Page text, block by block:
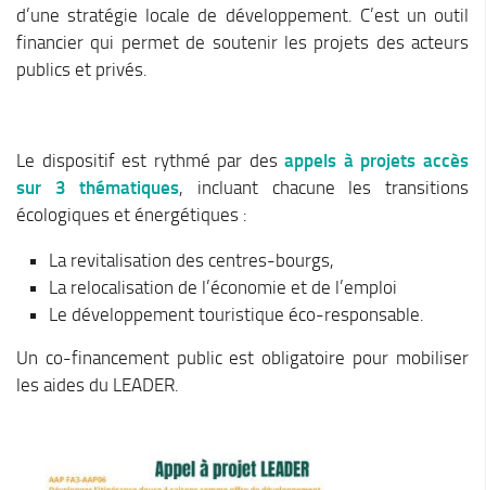
Architecte conseil
Bornes pour Véhicules Electriques
Stratégie de développement touristique
Territoire Napoléon
Chemins de randonnée
Via Ferrata
Matheysine Tourisme
Relais Petite Enfance
d’une stratégie locale de développement. C’est un outil
financier qui permet de soutenir les projets des acteurs
publics et privés.
Le dispositif est rythmé par desappels à projets accès
sur 3 thématiques, incluant chacune les transitions
écologiques et énergétiques :
La revitalisation des centres-bourgs,
La relocalisation de l’économie et de l’emploi
Le développement touristique éco-responsable.
Un co-financement public est obligatoire pour mobiliser
les aides du LEADER.